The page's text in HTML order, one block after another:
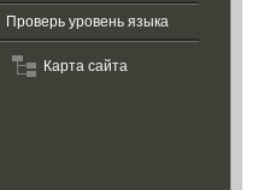
Проверь уровень языка
Карта сайта